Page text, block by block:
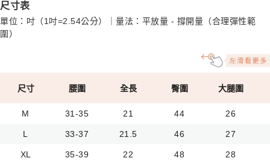
尺寸表
單位：吋（1吋=2.54公分）｜量法：平放量 - 撐開量（合理彈性範
圍）
尺寸 腰圍 全長 臀圍 大腿圍
M 31-35 21 44 26
L 33-37 21.5 46 27
XL 35-39 22 48 28